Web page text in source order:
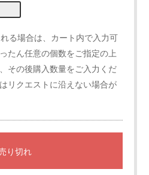
る場合は、カート内で入力可
たん任意の個数をご指定の上
その後購入数量をご入力くだ
リクエストに沿えない場合が